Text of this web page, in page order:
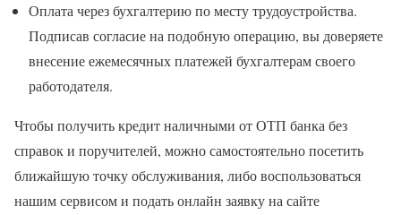
Оплата через бухгалтерию по месту трудоустройства.
Подписав согласие на подобную операцию, вы доверяете
внесение ежемесячных платежей бухгалтерам своего
работодателя.
Чтобы получить кредит наличными от ОТП банка без
справок и поручителей, можно самостоятельно посетить
ближайшую точку обслуживания, либо воспользоваться
нашим сервисом и подать онлайн заявку на сайте